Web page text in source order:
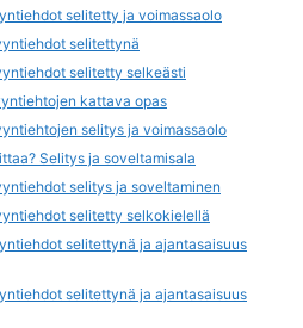
selitetty ja voimassaolo
selitettynä
selitetty selkeästi
kattava opas
selitys ja voimassaolo
Selitys ja soveltamisala
selitys ja soveltaminen
selitetty selkokielellä
selitettynä ja ajantasaisuus
selitettynä ja ajantasaisuus